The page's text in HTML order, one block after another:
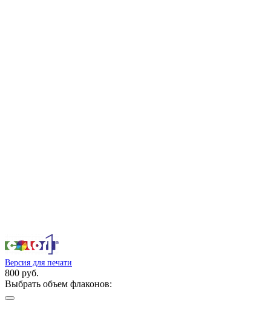
Версия для печати
800 руб.
Выбрать объем флаконов: